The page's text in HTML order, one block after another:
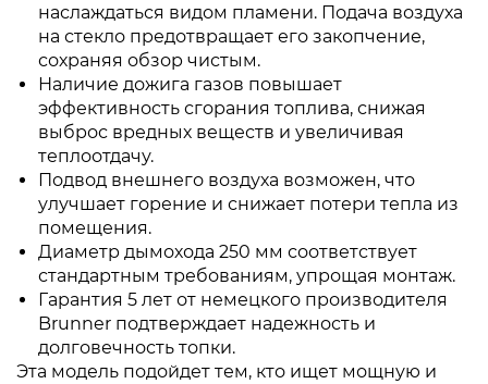
наслаждаться видом пламени. Подача воздуха
на стекло предотвращает его закопчение,
сохраняя обзор чистым.
Наличие дожига газов повышает
эффективность сгорания топлива, снижая
выброс вредных веществ и увеличивая
теплоотдачу.
Подвод внешнего воздуха возможен, что
улучшает горение и снижает потери тепла из
помещения.
Диаметр дымохода 250 мм соответствует
стандартным требованиям, упрощая монтаж.
Гарантия 5 лет от немецкого производителя
Brunner подтверждает надежность и
долговечность топки.
Эта модель подойдет тем, кто ищет мощную и